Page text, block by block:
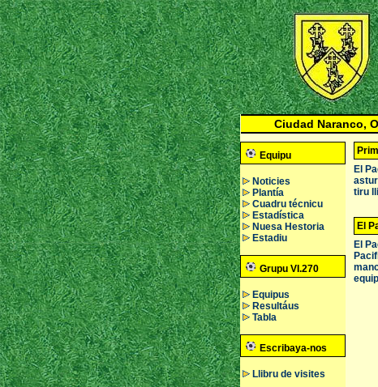
Ciudad Naranco,
Equipu
Noticies
Plantía
Cuadru técnicu
Estadística
Nuesa Hestoria
Estadiu
Grupu VI.270
Equipus
Resultáus
Tabla
Escribaya-nos
Llibru de visites
El
tiru
El
El